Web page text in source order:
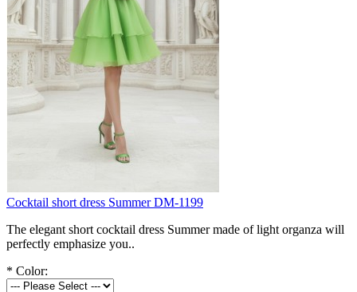
Cocktail short dress Summer DM-1199
The elegant short cocktail dress Summer made of light organza will
perfectly emphasize you..
* Color: